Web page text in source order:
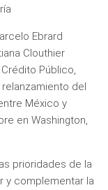
Ebrard
Clouthier
Público,
del
México y
en Washington,
prioridades de la
y complementar la